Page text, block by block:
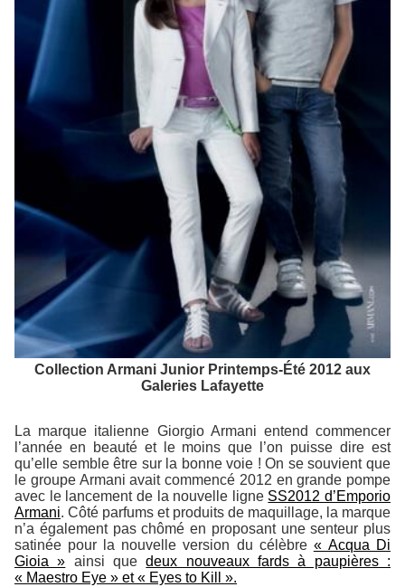
Collection Armani Junior Printemps-Été 2012 aux
Galeries Lafayette
La marque italienne Giorgio Armani entend commencer
l’année en beauté et le moins que l’on puisse dire est
qu’elle semble être sur la bonne voie ! On se souvient que
le groupe Armani avait commencé 2012 en grande pompe
avec le lancement de la nouvelle ligne SS2012 d’Emporio
Armani. Côté parfums et produits de maquillage, la marque
n’a également pas chômé en proposant une senteur plus
satinée pour la nouvelle version du célèbre « Acqua Di
Gioia » ainsi quedeux nouveaux fards à paupières :
« Maestro Eye » et « Eyes to Kill ».